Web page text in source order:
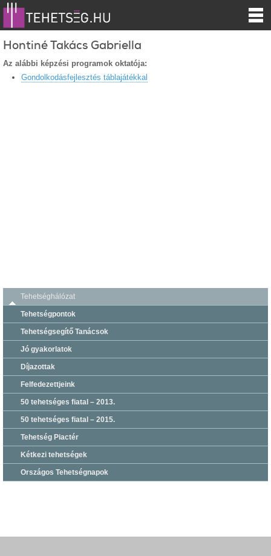
Hontiné Takács Gabriella
Az alábbi képzési programok oktatója:
Gondolkodásfejlesztés táblajátékkal
Tehetséghálózat
Tehetségpontok
Tehetségsegítő Tanácsok
Jó gyakorlatok
Díjazottak
Felfedezettjeink
50 tehetséges fiatal – 2013.
50 tehetséges fiatal – 2015.
Tehetség Piactér
Kétkezi tehetségek
Országos Tehetségnapok